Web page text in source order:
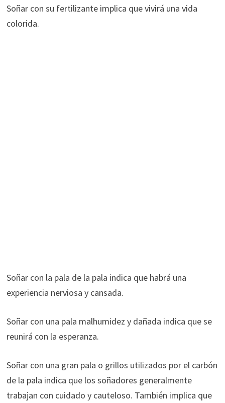
Soñar con su fertilizante implica que vivirá una vida
colorida.
Soñar con la pala de la pala indica que habrá una
experiencia nerviosa y cansada.
Soñar con una pala malhumidez y dañada indica que se
reunirá con la esperanza.
Soñar con una gran pala o grillos utilizados por el carbón
de la pala indica que los soñadores generalmente
trabajan con cuidado y cauteloso. También implica que